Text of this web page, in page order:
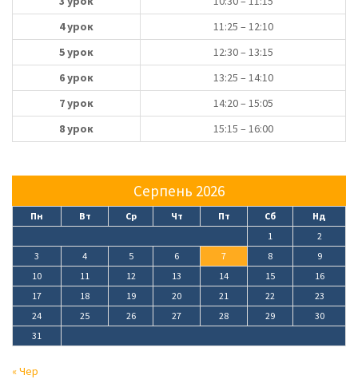
4 урок
11:25 – 12:10
5 урок
12:30 – 13:15
6 урок
13:25 – 14:10
7 урок
14:20 – 15:05
8 урок
15:15 – 16:00
Серпень 2026
Пн Вт Ср Чт Пт Сб
Нд
1
2
3
4 5 6 7 8
9
10
11 12 13 14 15
16
17
18 19 20 21 22
23
24
25 26 27 28 29
30
31
« Чер